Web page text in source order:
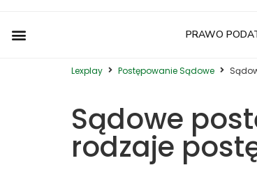
PRAWO
Lexplay Postępowanie Sądowe
Sądowe
rodzaje